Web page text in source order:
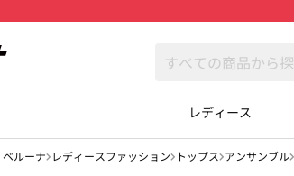
レディース
ルーナ レディースファッション トップス アンサンブル